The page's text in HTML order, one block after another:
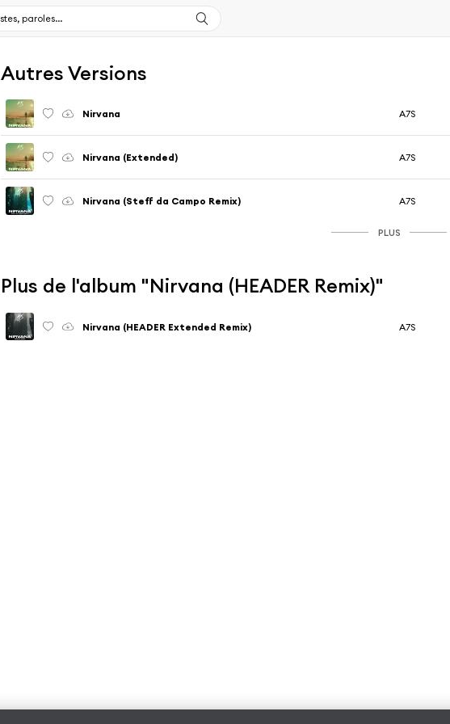
Autres Versions
Nirvana A7S
Nirvana (Extended) A7S
Nirvana (Steff da Campo Remix) A7S
PLUS
Plus de l'album "Nirvana (HEADER Remix)"
Nirvana (HEADER Extended Remix) A7S